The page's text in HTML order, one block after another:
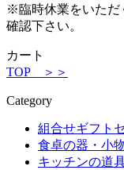
※臨時休業をいただ
確認下さい。
カート
TOP ＞＞
Category
組合せギフト
食卓の器・小
キッチンの道